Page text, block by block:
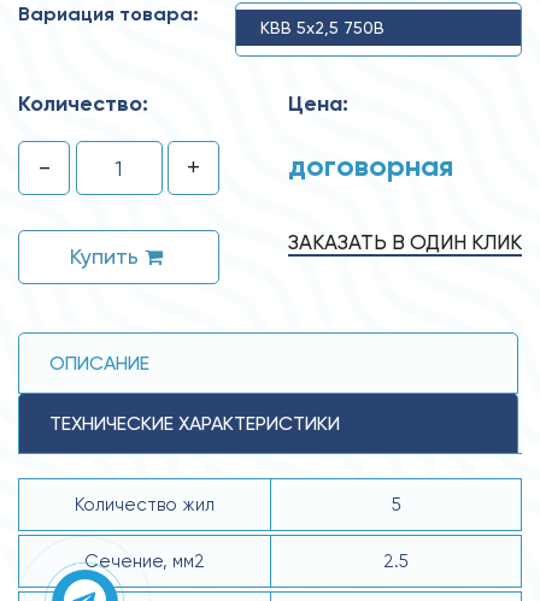
Вариация товара:
КВВ 5x2,5 750В
Количество:
- +
Купить
Цена:
договорная
ЗАКАЗАТЬ В ОДИН КЛИК
ОПИСАНИЕ
ТЕХНИЧЕСКИЕ ХАРАКТЕРИСТИКИ
Количество жил 5
Сечение, мм2 2.5